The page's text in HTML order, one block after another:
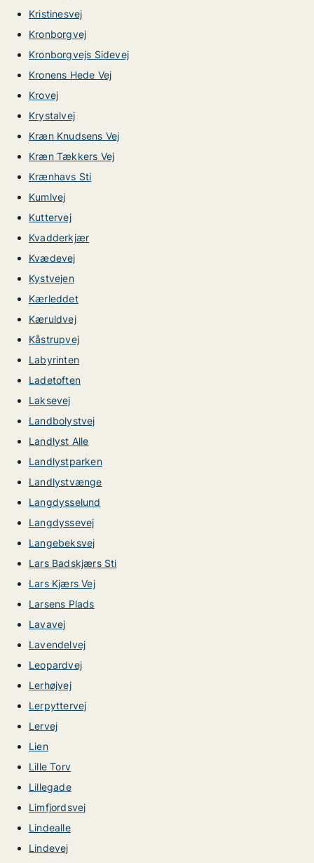
Kristinesvej
Kronborgvej
Kronborgvejs Sidevej
Kronens Hede Vej
Krovej
Krystalvej
Kræn Knudsens Vej
Kræn Tækkers Vej
Krænhavs Sti
Kumlvej
Kuttervej
Kvadderkjær
Kvædevej
Kystvejen
Kærleddet
Kæruldvej
Kåstrupvej
Labyrinten
Ladetoften
Laksevej
Landbolystvej
Landlyst Alle
Landlystparken
Landlystvænge
Langdysselund
Langdyssevej
Langebeksvej
Lars Badskjærs Sti
Lars Kjærs Vej
Larsens Plads
Lavavej
Lavendelvej
Leopardvej
Lerhøjvej
Lerpyttervej
Lervej
Lien
Lille Torv
Lillegade
Limfjordsvej
Lindealle
Lindevej